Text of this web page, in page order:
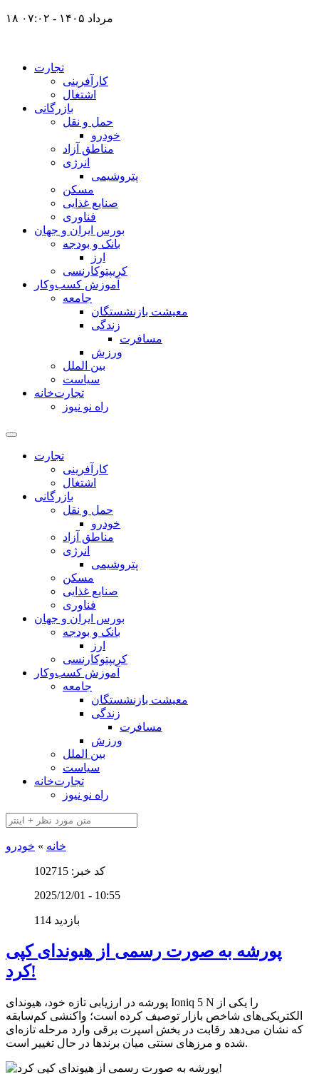
۱۸ مرداد ۱۴۰۵ - ۰۷:۰۲
تجارت
کارآفرینی
اشتغال
بازرگانی
حمل و نقل
خودرو
مناطق آزاد
انرژی
پتروشیمی
مسکن
صنایع غذایی
فناوری
بورس ایران و جهان
بانک و بودجه
ارز
کریپتوکارنسی
آموزش کسب‌وکار
جامعه
معیشت بازنشستگان
زندگی
مسافرت
ورزش
بین الملل
سیاست
تجارت‌خانه
راه نو نیوز
تجارت
کارآفرینی
اشتغال
بازرگانی
حمل و نقل
خودرو
مناطق آزاد
انرژی
پتروشیمی
مسکن
صنایع غذایی
فناوری
بورس ایران و جهان
بانک و بودجه
ارز
کریپتوکارنسی
آموزش کسب‌وکار
جامعه
معیشت بازنشستگان
زندگی
مسافرت
ورزش
بین الملل
سیاست
تجارت‌خانه
راه نو نیوز
خانه » خودرو
کد خبر: 102715
2025/12/01 - 10:55
114 بازدید
پورشه به صورت رسمی از هیوندای کپی
کرد!
پورشه در ارزیابی تازه خود، هیوندای Ioniq 5 N را یکی از
الکتریکی‌های شاخص بازار توصیف کرده است؛ واکنشی کم‌سابقه
که نشان می‌دهد رقابت در بخش اسپرت برقی وارد مرحله تازه‌ای
شده و مرزهای سنتی میان برندها در حال تغییر است.